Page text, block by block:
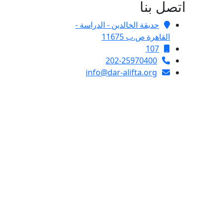
اتصل بنا
حديقة الخالدين - الدراسة -
القاهرة ص.ب 11675
107
202-25970400
info@dar-alifta.org